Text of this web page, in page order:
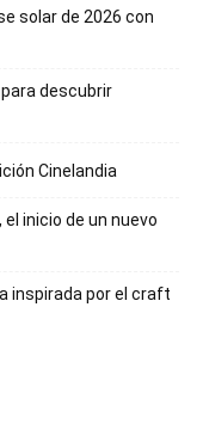
solar de 2026 con
descubrir
Cinelandia
inicio de un nuevo
inspirada por el craft